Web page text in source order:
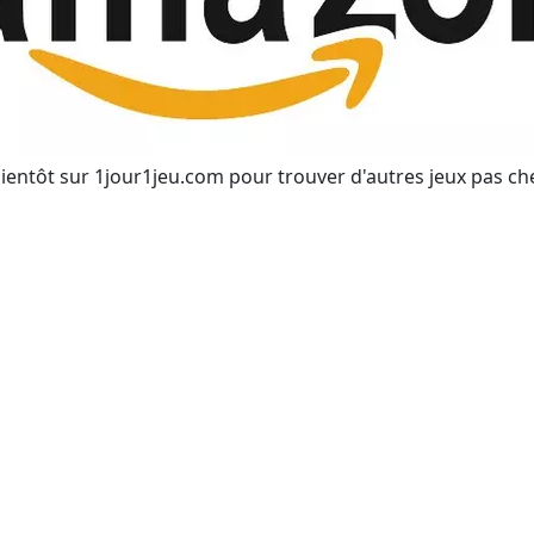
sur 1jour1jeu.com pour trouver d'autres jeux pas